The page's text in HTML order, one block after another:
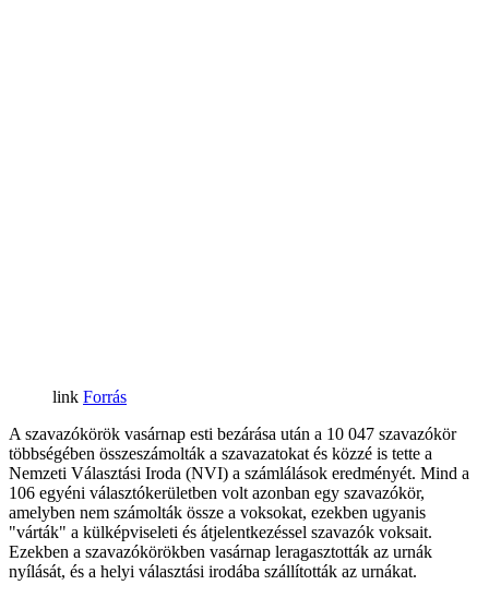
Forrás
A szavazókörök vasárnap esti bezárása után a 10 047 szavazókör
többségében összeszámolták a szavazatokat és közzé is tette a
Nemzeti Választási Iroda (NVI) a számlálások eredményét. Mind a
106 egyéni választókerületben volt azonban egy szavazókör,
amelyben nem számolták össze a voksokat, ezekben ugyanis
"várták" a külképviseleti és átjelentkezéssel szavazók voksait.
Ezekben a szavazókörökben vasárnap leragasztották az urnák
nyílását, és a helyi választási irodába szállították az urnákat.